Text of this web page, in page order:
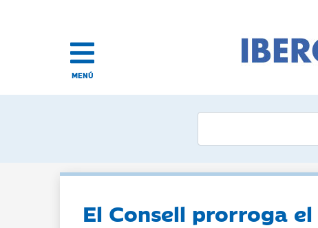
MENÚ
El Consell prorroga